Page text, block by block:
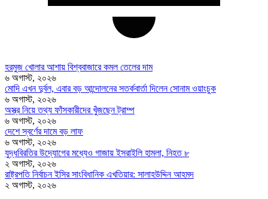
হরমুজ খোলার আশায় বিশ্ববাজারে কমল তেলের দাম
৬ অগাস্ট, ২০২৬
মোদি এখন দুর্বল, এবার বড় আন্দোলনের সতর্কবার্তা দিলেন সোনাম ওয়াংচুক
৬ অগাস্ট, ২০২৬
অস্ত্র নিয়ে তথ্য ফাঁসকারীদের খুঁজছেন ট্রাম্প
৬ অগাস্ট, ২০২৬
দেশে স্বর্ণের দামে বড় লাফ
৬ অগাস্ট, ২০২৬
যুদ্ধবিরতির উদ্যোগের মধ্যেও গাজায় ইসরাইলি হামলা, নিহত ৮
২ অগাস্ট, ২০২৬
রাষ্ট্রপতি নির্বাচন ইসির সাংবিধানিক এখতিয়ার: সালাহউদ্দিন আহমদ
২ অগাস্ট, ২০২৬